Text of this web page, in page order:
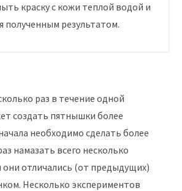
краску с кожи теплой водой и
полученным результатом.
раз в течение одной
создать пятнышки более
необходимо сделать более
намазать всего несколько
отличались (от предыдущих)
Несколько экспериментов